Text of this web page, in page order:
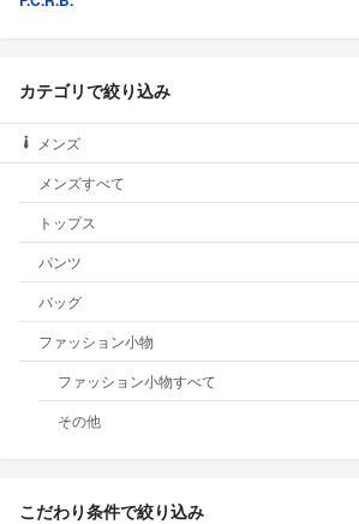
カテゴリで絞り込み
メンズ
メンズすべて
トップス
パンツ
バッグ
ファッション小物
ファッション小物すべて
その他
こだわり条件で絞り込み